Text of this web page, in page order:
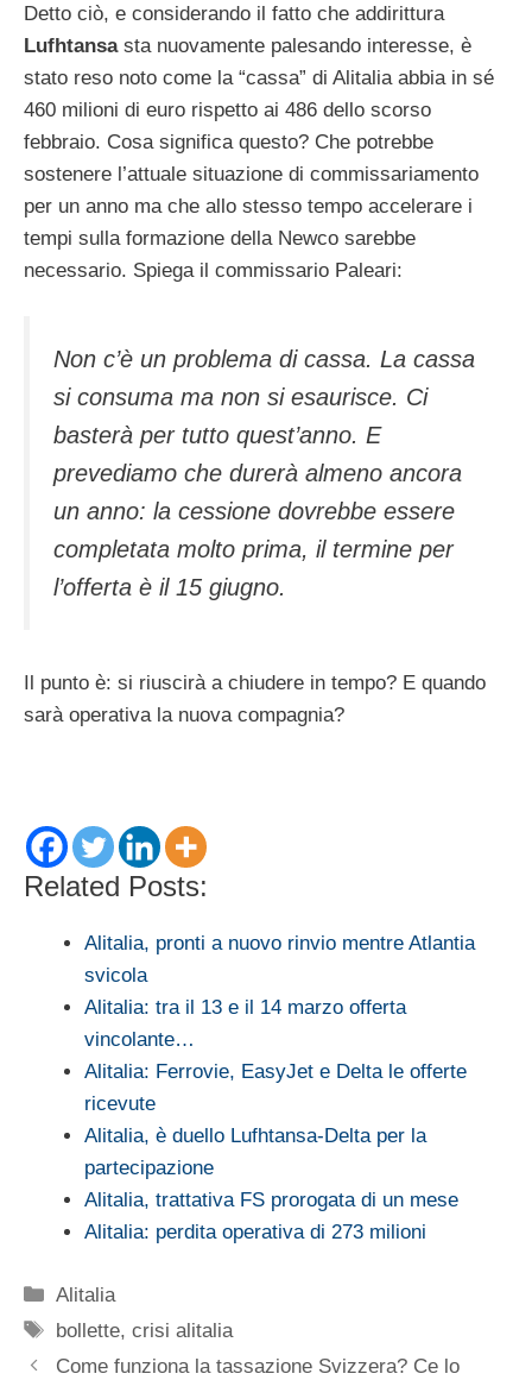
Detto ciò, e considerando il fatto che addirittura
Lufhtansasta nuovamente palesando interesse, è
stato reso noto come la “cassa” di Alitalia abbia in sé
460 milioni di euro rispetto ai 486 dello scorso
febbraio. Cosa significa questo? Che potrebbe
sostenere l’attuale situazione di commissariamento
per un anno ma che allo stesso tempo accelerare i
tempi sulla formazione della Newco sarebbe
necessario. Spiega il commissario Paleari:
Non c’è un problema di cassa. La cassa
si consuma ma non si esaurisce. Ci
basterà per tutto quest’anno. E
prevediamo che durerà almeno ancora
un anno: la cessione dovrebbe essere
completata molto prima, il termine per
l’offerta è il 15 giugno.
Il punto è: si riuscirà a chiudere in tempo? E quando
sarà operativa la nuova compagnia?
Related Posts:
Alitalia, pronti a nuovo rinvio mentre Atlantia
svicola
Alitalia: tra il 13 e il 14 marzo offerta
vincolante…
Alitalia: Ferrovie, EasyJet e Delta le offerte
ricevute
Alitalia, è duello Lufhtansa-Delta per la
partecipazione
Alitalia, trattativa FS prorogata di un mese
Alitalia: perdita operativa di 273 milioni
Categorie
Alitalia
Tag
bollette,crisi alitalia
Come funziona la tassazione Svizzera? Ce lo